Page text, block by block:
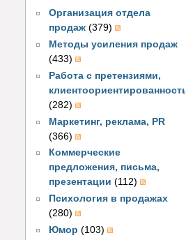
Организация отдела
продаж (379)
Методы усиления продаж
(433)
Работа с претензиями,
клиентоориентированность
(282)
Маркетинг, реклама, PR
(366)
Коммерческие
предложения, письма,
презентации (112)
Психология в продажах
(280)
Юмор (103)